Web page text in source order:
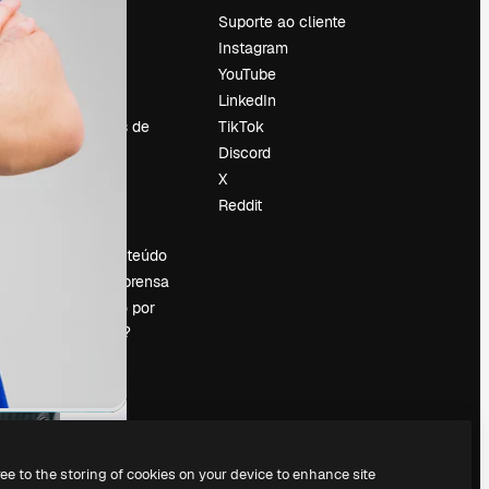
Sobre nós
Emprego
Tendências de
pesquisa
Vender conteúdo
Sala de imprensa
Procurando por
magnific.ai?
Suporte ao cliente
Instagram
YouTube
LinkedIn
TikTok
Discord
X
Reddit
to the storing of cookies on your device to enhance site